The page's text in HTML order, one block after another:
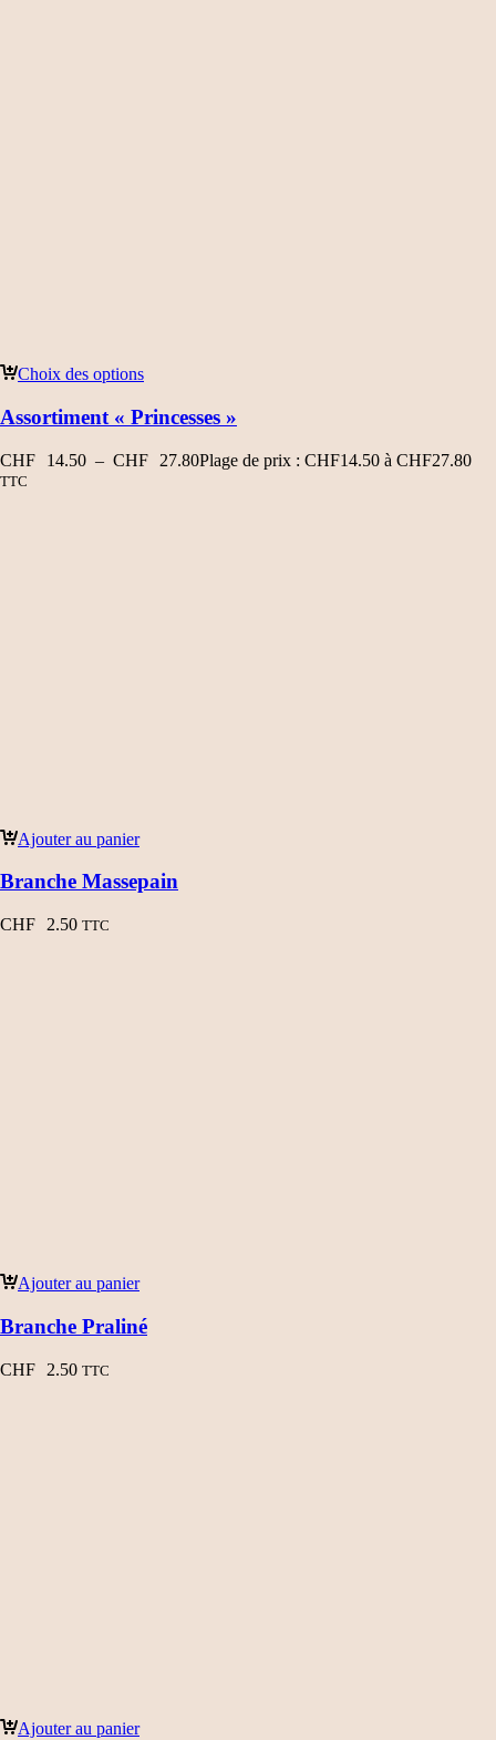
Choix des options
Assortiment « Princesses »
CHF 14.50 – CHF 27.80Plage de prix : CHF14.50 à CHF27.80
TTC
Ajouter au panier
Branche Massepain
CHF 2.50 TTC
Ajouter au panier
Branche Praliné
CHF 2.50 TTC
Ajouter au panier